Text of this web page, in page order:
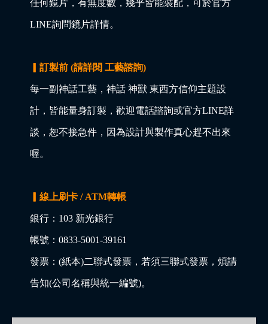
任何鏡片，有無度數，幾乎皆能裝配，可於官方
LINE詢問鏡片詳情。
▎訂製前 (請詳閱 工藝諮詢)
每一副神話工藝，神話 神獸 東西方信仰主題設
計，皆能量身訂製，歡迎電話諮詢或官方LINE詳
談，恕不接急件，因為設計與製作真心趕不出來
喔。
▎線上刷卡 / ATM轉帳
銀行：103 新光銀行
帳號：0833-5001-39161
發票：(紙本)二聯式發票，若須三聯式發票，煩請
告知(公司名稱與統一編號)。